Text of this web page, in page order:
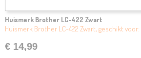
Huismerk Brother LC-422 Zwart
Huismerk Brother LC-422 Zwart, geschikt
€ 14,99